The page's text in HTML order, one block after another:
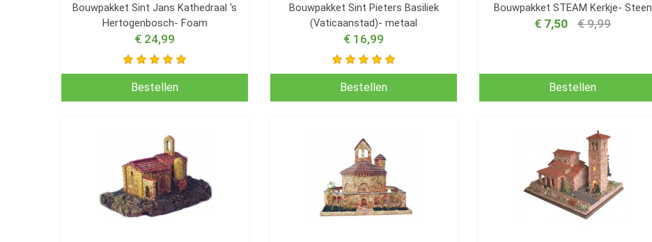
Bouwpakket Sint Jans Kathedraal 's
Hertogenbosch- Foam
€ 24,99
Bestellen
Bouwpakket Sint Pieters Basiliek
(Vaticaanstad)- metaal
€ 16,99
Bestellen
Bouwpakket STEAM Kerkje- Steen
€ 7,50 € 9,99
Bestellen